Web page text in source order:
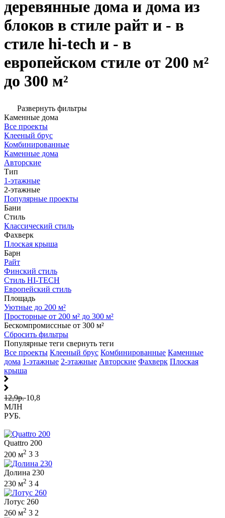
деревянные дома и дома из
блоков в стиле райт и - в
стиле hi-tech и - в
европейском стиле от 200 м²
до 300 м²
Развернуть фильтры
Каменные дома
Все проекты
Клееный брус
Комбинированные
Каменные дома
Авторские
Тип
1-этажные
2-этажные
Популярные проекты
Бани
Стиль
Классический стиль
Фахверк
Плоская крыша
Барн
Райт
Финский стиль
Стиль HI-TECH
Европейский стиль
Площадь
Уютные до 200 м²
Просторные от 200 м² до 300 м²
Бескомпромиссные от 300 м²
Сбросить фильтры
Популярные теги свернуть теги
Все проекты Клееный брус Комбинированные Каменные
дома 1-этажные 2-этажные Авторские Фахверк Плоская
крыша
12,9р.10,8
МЛН
РУБ.
Quattro 200
200 м2 3 3
Долина 230
230 м2 3 4
Лотус 260
260 м2 3 2